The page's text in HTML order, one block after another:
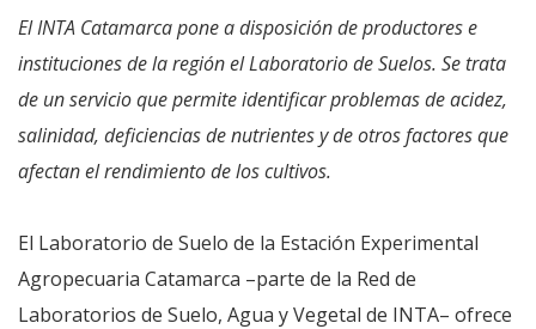
El INTA Catamarca pone a disposición de productores e
instituciones de la región el Laboratorio de Suelos. Se trata
de un servicio que permite identificar problemas de acidez,
salinidad, deficiencias de nutrientes y de otros factores que
afectan el rendimiento de los cultivos.
El Laboratorio de Suelo de la Estación Experimental
Agropecuaria Catamarca –parte de la Red de
Laboratorios de Suelo, Agua y Vegetal de INTA– ofrece